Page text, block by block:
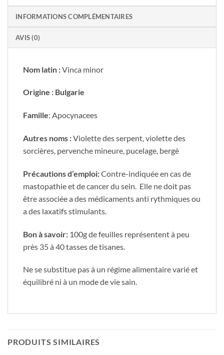
INFORMATIONS COMPLÉMENTAIRES
AVIS (0)
Nom latin :Vinca minor
Origine : Bulgarie
Famille: Apocynacees
Autres noms :Violette des serpent, violette des
sorcières, pervenche mineure, pucelage, bergè
Précautions d’emploi:Contre-indiquée en cas de
mastopathie et de cancer du sein. Elle ne doit pas
être associée a des médicaments anti rythmiques ou
a des laxatifs stimulants.
Bon à savoir: 100g de feuilles représentent à peu
près 35 à 40 tasses de tisanes.
Ne se substitue pas à un régime alimentaire varié et
équilibré ni à un mode de vie sain.
PRODUITS SIMILAIRES